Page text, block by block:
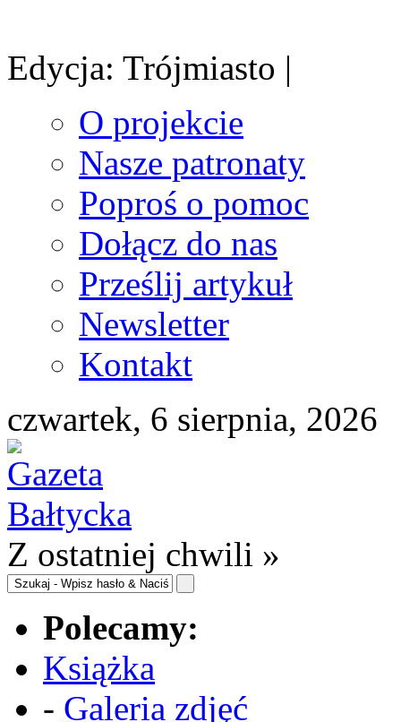
Edycja: Trójmiasto |
O projekcie
Nasze patronaty
Poproś o pomoc
Dołącz do nas
Prześlij artykuł
Newsletter
Kontakt
czwartek, 6 sierpnia, 2026
Z ostatniej chwili »
Polecamy:
Książka
- Galeria zdjęć